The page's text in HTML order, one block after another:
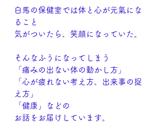
白馬の保健室では体と心が元氣にな
ること
気がついたら、笑顔になっていた。
そんなふうになってしまう
「痛みの出ない体の動かし方」
「心が疲れない考え方、出来事の捉
え方」
「健康」などの
お話をお届けしています。